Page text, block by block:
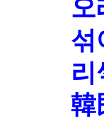
오
섞
리
韓